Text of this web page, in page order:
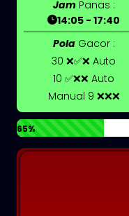
JamPanas :
14:05 - 17:40
PolaGacor :
30 ❌✅❌ Auto
10 ✅❌❌ Auto
Manual 9 ❌❌❌
65%